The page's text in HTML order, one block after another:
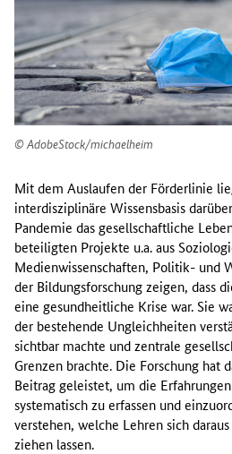
AdobeStock/michaelheim
Mit dem Auslaufen der Förderlinie
interdisziplinäre Wissensbasis
Pandemie das gesellschaftliche
beteiligten Projekte u.a. aus
Medienwissenschaften, Politik- und
der Bildungsforschung zeigen, dass
eine gesundheitliche Krise war. Sie
der bestehende Ungleichheiten
sichtbar machte und zentrale
Grenzen brachte. Die Forschung hat
Beitrag geleistet, um die
systematisch zu erfassen und
verstehen, welche Lehren sich
ziehen lassen.